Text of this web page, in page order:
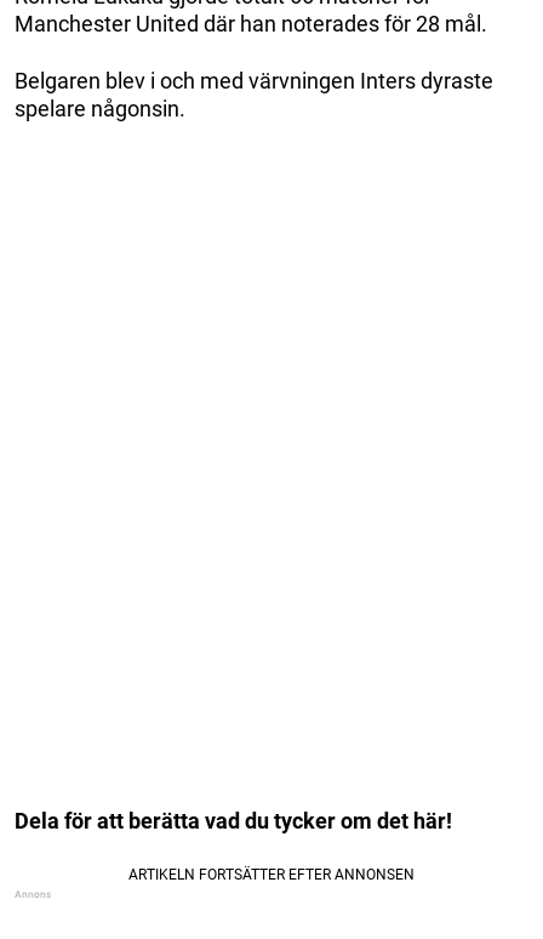
Manchester United där han noterades för 28 mål.
Belgaren blev i och med värvningen Inters dyraste
spelare någonsin.
Dela för att berätta vad du tycker om det här!